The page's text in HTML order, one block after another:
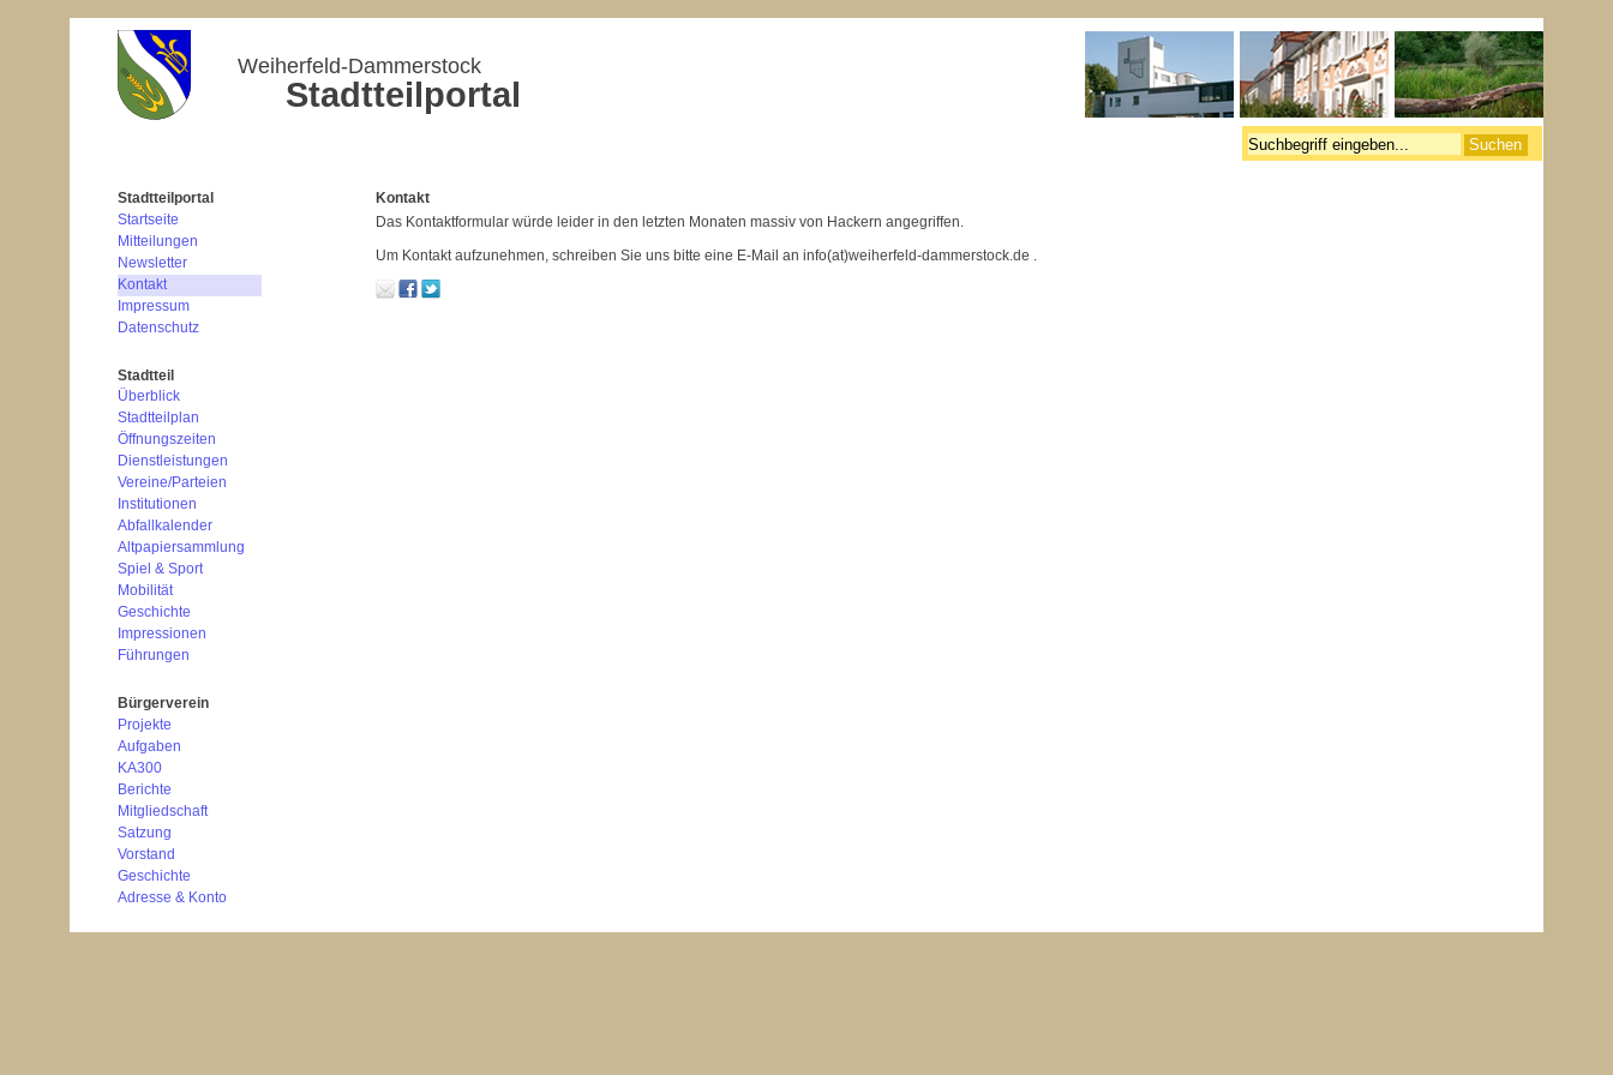
Weiherfeld-Dammerstock
Stadtteilportal
Stadtteilportal
Startseite
Mitteilungen
Newsletter
Kontakt
Impressum
Datenschutz
Stadtteil
Überblick
Stadtteilplan
Öffnungszeiten
Dienstleistungen
Vereine/Parteien
Institutionen
Abfallkalender
Altpapiersammlung
Spiel & Sport
Mobilität
Geschichte
Impressionen
Führungen
Bürgerverein
Projekte
Aufgaben
KA300
Berichte
Mitgliedschaft
Satzung
Vorstand
Geschichte
Adresse & Konto
Kontakt
Das Kontaktformular würde leider in den letzten Monaten massiv von Hackern angegriffen.
Um Kontakt aufzunehmen, schreiben Sie uns bitte eine E-Mail an info(at)weiherfeld-dammerstock.de .